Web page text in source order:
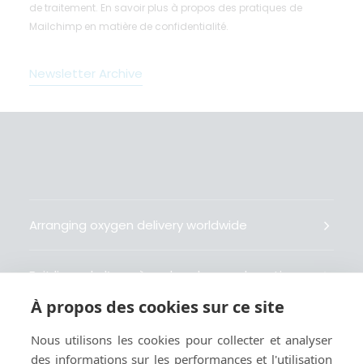
de traitement. En savoir plus à propos des pratiques de
Mailchimp en matière de confidentialité.
Newsletter Archive
Arranging oxygen delivery worldwide
Fait livrer de l’oxygène dans le monde entier
À propos des cookies sur ce site
Nous utilisons les cookies pour collecter et analyser
des informations sur les performances et l'utilisation